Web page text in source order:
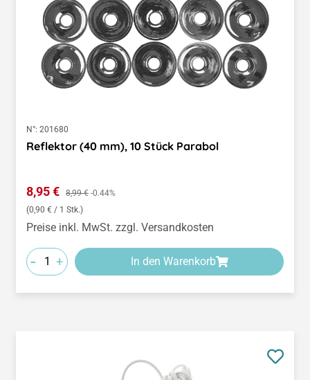
N°: 201680
Reflektor (40 mm), 10 Stück Parabol
Verkaufspreis:
8,95 € Regulärer Preis:
8,99 € -0.44%
(0,90 € / 1 Stk.)
Preise inkl. MwSt. zzgl. Versandkosten
- + In den Warenkorb